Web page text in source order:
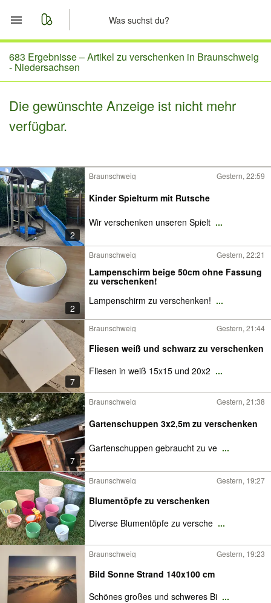
Start
Merkliste
Nachrichten
683 Ergebnisse –Artikel zu verschenken in Braunschweig
- Niedersachsen
Die gewünschte Anzeige ist nicht mehr
verfügbar.
2
Braunschweig Gestern, 22:59
Kinder Spielturm mit Rutsche
Wir verschenken unseren Spielt ...
2
Braunschweig Gestern, 22:21
Lampenschirm beige 50cm ohne Fassung
zu verschenken!
Lampenschirm zu verschenken! ...
7
Braunschweig Gestern, 21:44
Fliesen weiß und schwarz zu verschenken
Fliesen in weiß 15x15 und 20x2 ...
7
Braunschweig Gestern, 21:38
Gartenschuppen 3x2,5m zu verschenken
Gartenschuppen gebraucht zu ve ...
Braunschweig Gestern, 19:27
Blumentöpfe zu verschenken
Diverse Blumentöpfe zu versche ...
Braunschweig Gestern, 19:23
Bild Sonne Strand 140x100 cm
Schönes großes und schweres Bi ...